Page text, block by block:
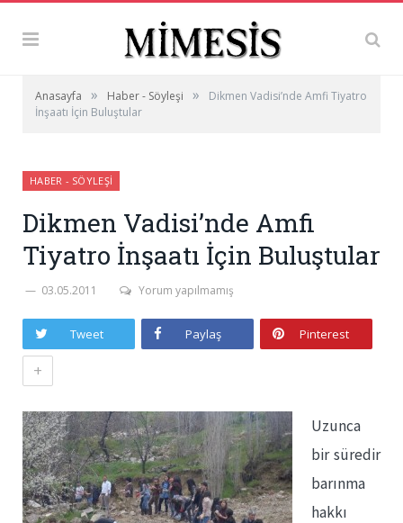
Anasayfa » Haber - Söyleşi »
Dikmen Vadisi’nde Amfi Tiyatro
İnşaatı İçin Buluştular
HABER - SÖYLEŞI
Dikmen Vadisi’nde Amfi
Tiyatro İnşaatı İçin Buluştular
03.05.2011 Yorum yapılmamış
Tweet Paylaş Pinterest
+
Uzunca
bir süredir
barınma
hakkı